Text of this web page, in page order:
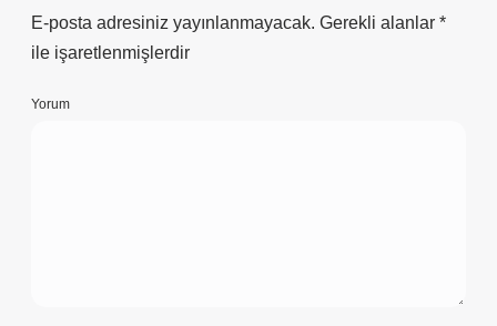
E-posta adresiniz yayınlanmayacak. Gerekli alanlar *
ile işaretlenmişlerdir
Yorum